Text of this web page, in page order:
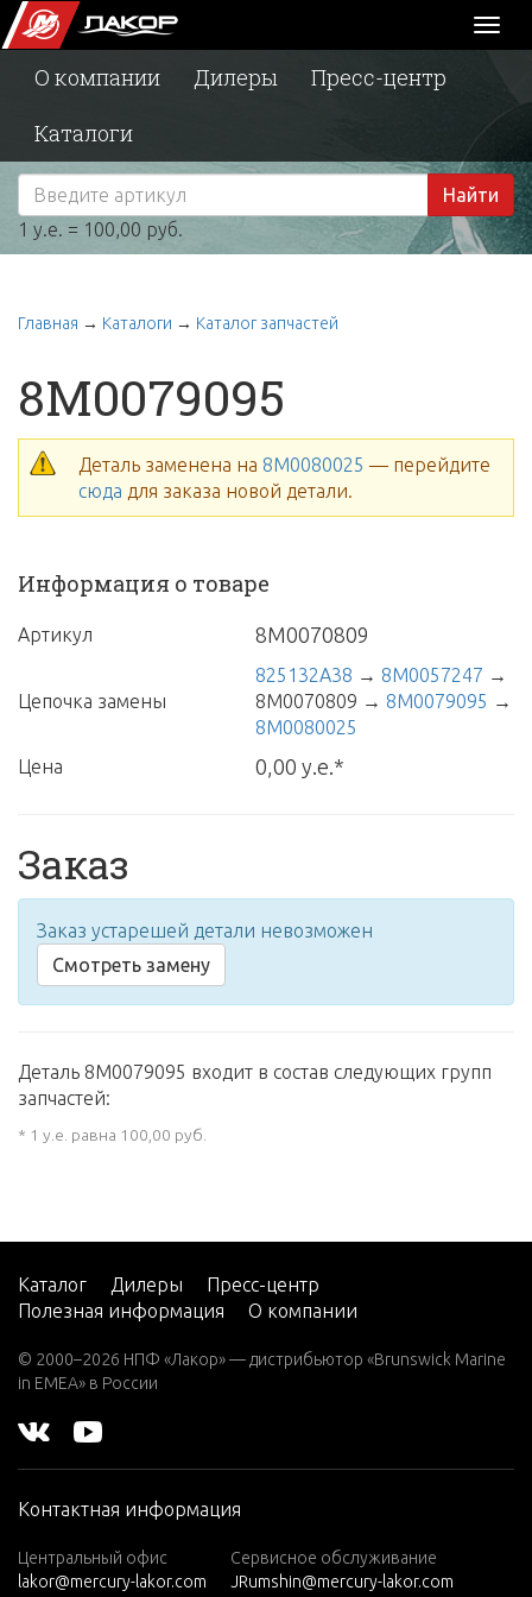
О компании Дилеры
Пресс-центр
Каталоги
Найти
1 у.е. = 100,00 руб.
Главная → Каталоги → Каталог запчастей
8M0079095
Деталь заменена на 8M0080025 — перейдите
сюда для заказа новой детали.
Информация о товаре
Артикул 8M0070809
Цепочка замены
825132A38 → 8M0057247 →
8M0070809 → 8M0079095 →
8M0080025
Цена
0,00 у.е.*
Заказ
Заказ устарешей детали невозможен
Смотреть замену
Деталь 8M0079095 входит в состав следующих групп
запчастей:
* 1 у.е. равна 100,00 руб.
Каталог Дилеры
Пресс-центр
Полезная информация
О компании
© 2000–2026 НПФ «Лакор» — дистрибьютор «Brunswick Marine
in EMEA» в России
Контактная информация
Центральный офис
lakor@mercury-lakor.com
Сервисное обслуживание
JRumshin@mercury-lakor.com